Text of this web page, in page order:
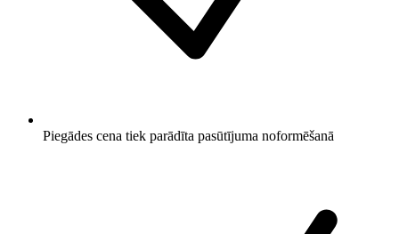
Piegādes cena tiek parādīta pasūtījuma noformēšanā